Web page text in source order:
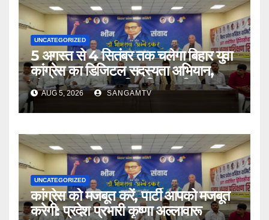
UNCATEGORIZED
5 अगस्त से 4 सितंबर तक चलेगा बिहार युवा
कांग्रेस का डिजिटल सदस्यता अभियान,
संगठनात्मक चुनाव की प्रक्रिया भी शुरू
AUG 5, 2026 SANGAMTV
UNCATEGORIZED
कांग्रेस को मजबूत करें, पार्टी आपको मजबूत
करेगी: प्रदेश प्रभारी कृष्णा अल्लावारू